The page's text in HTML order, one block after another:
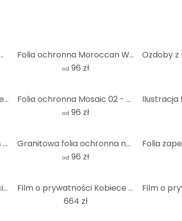
- kwadratowa Folia ochronna Moroccan Wall - kwadratowa
od 96 zł
Szklana mozaika z folią zapewniającą prywatność - kwadrat Folia ochronna Mosaic 02 - kwadratowa
od 96 zł
Folia ochronna Holland tiles 01 Granitowa folia ochronna na ścianę - Panorama
od 96 zł
Film o prywatności Uwodzicielski pin-up
Film o prywatności Kobiece uwodzenie
664 zł